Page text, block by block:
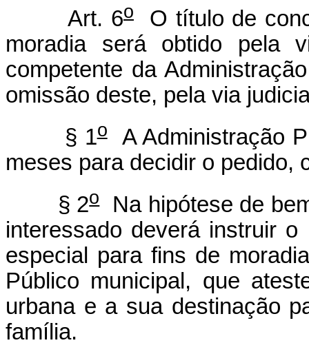
Art. 6oO título de
moradia será obtido pela
competente da
omissão deste, pela via
§ 1oA Administração
meses para decidir o pedido,
§ 2oNa hipótese de
interessado deverá instruir
especial para fins de
Público municipal, que
urbana e a sua destinação
família.